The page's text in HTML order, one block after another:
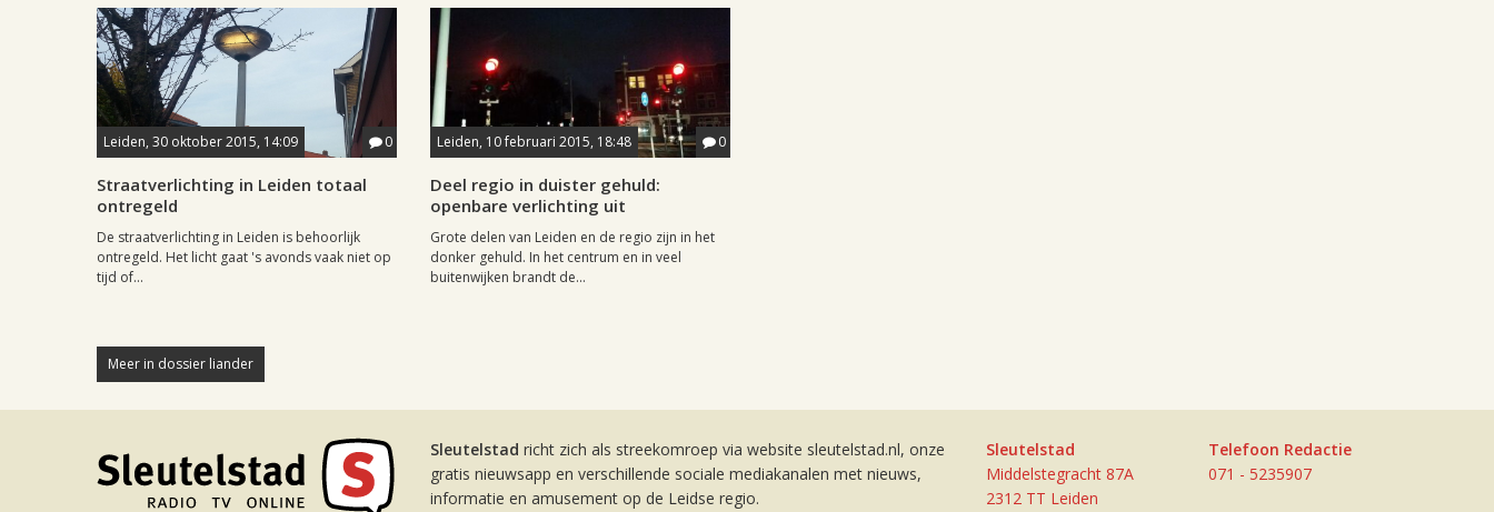
Leiden, 30 oktober 2015, 14:09 0
Straatverlichting in Leiden totaal
ontregeld
De straatverlichting in Leiden is behoorlijk
ontregeld. Het licht gaat 's avonds vaak niet op
tijd of...
Leiden, 10 februari 2015, 18:48 0
Deel regio in duister gehuld:
openbare verlichting uit
Grote delen van Leiden en de regio zijn in het
donker gehuld. In het centrum en in veel
buitenwijken brandt de...
Meer in dossier liander
Sleutelstad richt zich als streekomroep via website sleutelstad.nl, onze
gratis nieuwsapp en verschillende sociale mediakanalen met nieuws,
informatie en amusement op de Leidse regio.
Sleutelstad
Middelstegracht 87A
2312 TT Leiden
Telefoon Redactie
071 - 5235907